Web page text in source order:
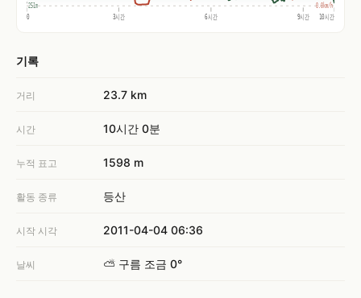
0 3시간 6시간 9시간 10시간
251m 0.0km/h
기록
거리 23.7 km
시간 10시간 0분
누적 표고 1598 m
활동 종류 등산
시작 시각 2011-04-04 06:36
날씨 ⛅ 구름 조금 0°